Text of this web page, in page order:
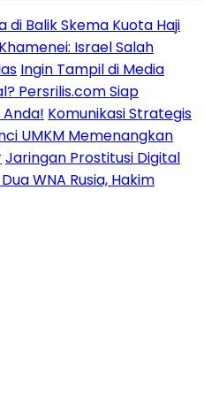
di Balik Skema Kuota Haji
Israel Salah
Ingin Tampil di Media
Persrilis.com Siap
Anda! Komunikasi Strategis
UMKM Memenangkan
Jaringan Prostitusi Digital
WNA Rusia, Hakim